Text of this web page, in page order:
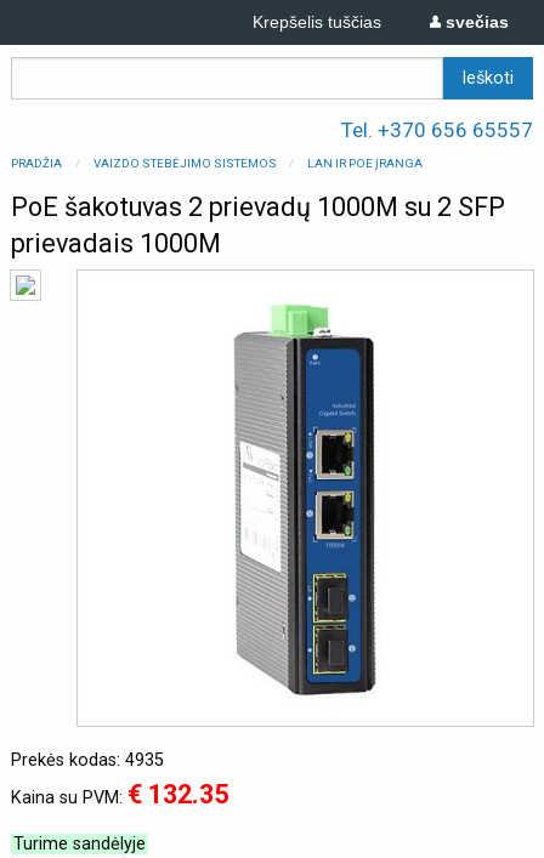
svečias
Krepšelis tuščias
Tel. +370 656 65557
PRADŽIA VAIZDO STEBĖJIMO SISTEMOS LAN IR POE ĮRANGA
PoE šakotuvas 2 prievadų 1000M su 2 SFP
prievadais 1000M
Prekės kodas: 4935
Kaina su PVM: € 132.35
Turime sandėlyje